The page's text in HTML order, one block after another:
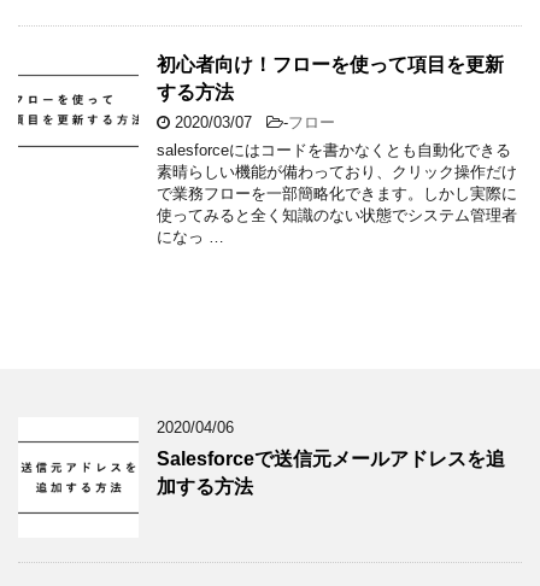
初心者向け！フローを使って項目を更新
する方法
2020/03/07 -フロー
salesforceにはコードを書かなくとも自動化できる
素晴らしい機能が備わっており、クリック操作だけ
で業務フローを一部簡略化できます。しかし実際に
使ってみると全く知識のない状態でシステム管理者
になっ …
2020/04/06
Salesforceで送信元メールアドレスを追
加する方法